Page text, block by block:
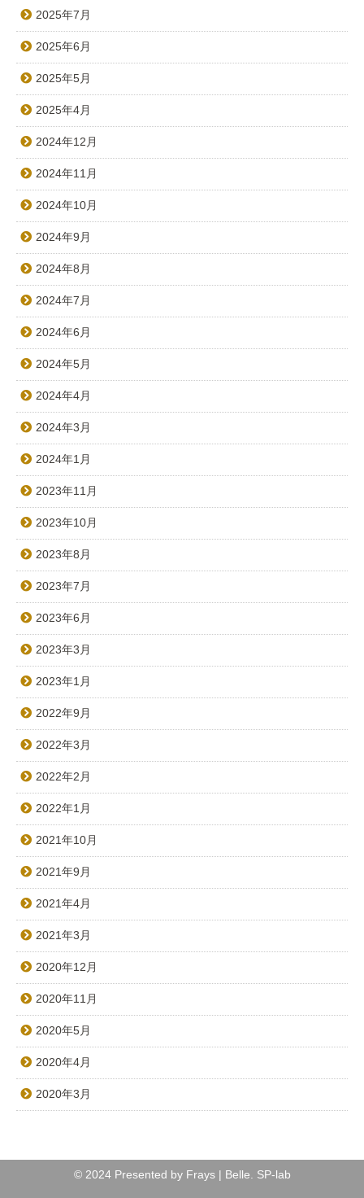
2025年7月
2025年6月
2025年5月
2025年4月
2024年12月
2024年11月
2024年10月
2024年9月
2024年8月
2024年7月
2024年6月
2024年5月
2024年4月
2024年3月
2024年1月
2023年11月
2023年10月
2023年8月
2023年7月
2023年6月
2023年3月
2023年1月
2022年9月
2022年3月
2022年2月
2022年1月
2021年10月
2021年9月
2021年4月
2021年3月
2020年12月
2020年11月
2020年5月
2020年4月
2020年3月
© 2024 Presented by Frays | Belle. SP-lab